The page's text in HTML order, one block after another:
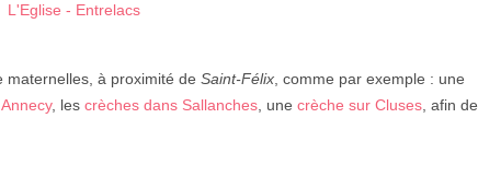
L'Eglise - Entrelacs
maternelles, à proximité de Saint-Félix , comme par exemple : une
, les crèches dans Sallanches , une crèche sur Cluses , afin de